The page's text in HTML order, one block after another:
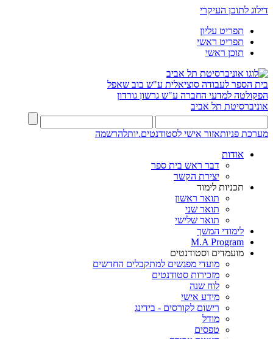
דילוג לתוכן העיקרי
תפריט עליון
תפריט ראשי
תוכן ראשי
בית הספר לעבודה סוציאלית ע"ש בוב שאפל
הפקולטה למדעי החברה ע"ש גרשון גורדון
אוניברסיטת תל אביב
מערכת פניותאזור אישי לסטודנטים.יותלהרשמה
אודות
דבר ראש בית ספר
יצירת הקשר
תכניות לימוד
תואר ראשון
תואר שני
תואר שלישי
לימודי המשך
M.A Program
מועמדים וסטודנטים
מועדי מפגשים למתקבלים החדשים
מזכירות סטודנטים
לוח שנה
מידע אישי
רישום לקורסים - בידינג
מודל
טפסים